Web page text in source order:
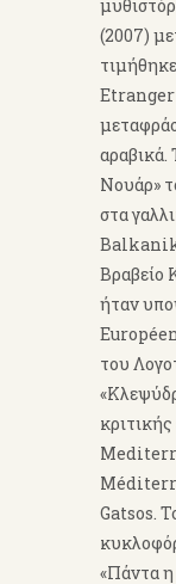
(2007)
Etranger
αραβικά.
Νουάρ»
στα
Βραβείο
ήταν
του
Gatsos.
«Πάντα η